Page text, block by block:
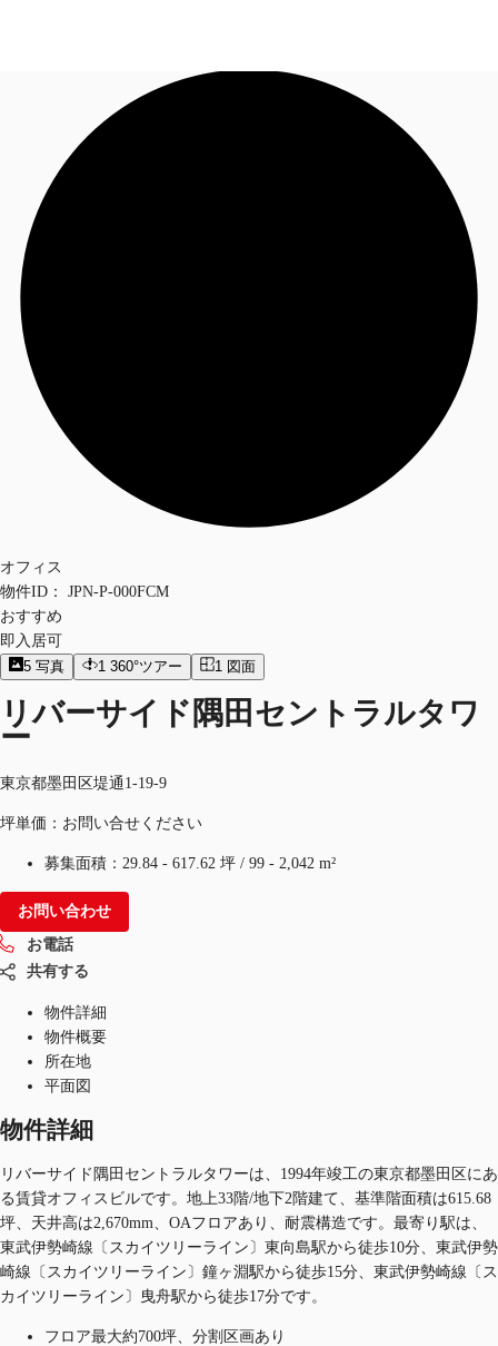
オフィス・事務所
倉庫・物流センター
お電話
オフィス
物件ID：
JPN-P-000FCM
おすすめ
即入居可
5 写真 1 360°ツアー 1 図面
リバーサイド隅田セントラルタワ
ー
東京都墨田区堤通1-19-9
坪単価：お問い合せください
募集面積： 29.84 - 617.62 坪 / 99 - 2,042 m²
お問い合わせ
お電話
共有する
物件詳細
物件概要
所在地
平面図
物件詳細
リバーサイド隅田セントラルタワーは、1994年竣工の東京都墨田区にあ
る賃貸オフィスビルです。地上33階/地下2階建て、基準階面積は615.68
坪、天井高は2,670mm、OAフロアあり、耐震構造です。最寄り駅は、
東武伊勢崎線〔スカイツリーライン〕東向島駅から徒歩10分、東武伊勢
崎線〔スカイツリーライン〕鐘ヶ淵駅から徒歩15分、東武伊勢崎線〔ス
カイツリーライン〕曳舟駅から徒歩17分です。
フロア最大約700坪、分割区画あり